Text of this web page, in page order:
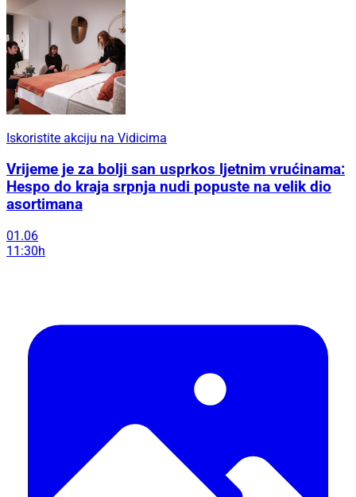
Iskoristite akciju na Vidicima
Vrijeme je za bolji san usprkos ljetnim vrućinama:
Hespo do kraja srpnja nudi popuste na velik dio
asortimana
01.06
11:30h